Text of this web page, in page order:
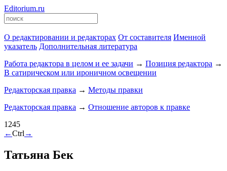
Editorium.ru
О редактировании и редакторах От составителя Именной
указатель Дополнительная литература
Работа редактора в целом и ее задачи → Позиция редактора →
В сатирическом или ироничном освещении
Редакторская правка → Методы правки
Редакторская правка → Отношение авторов к правке
1245
←Ctrl →
Татьяна Бек